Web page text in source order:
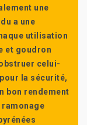
une
a une
utilisation
et goudron
celui-
la sécurité,
bon rendement
ramonage